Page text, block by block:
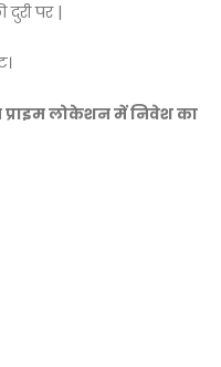
पर |
लोकेशन में निवेश का